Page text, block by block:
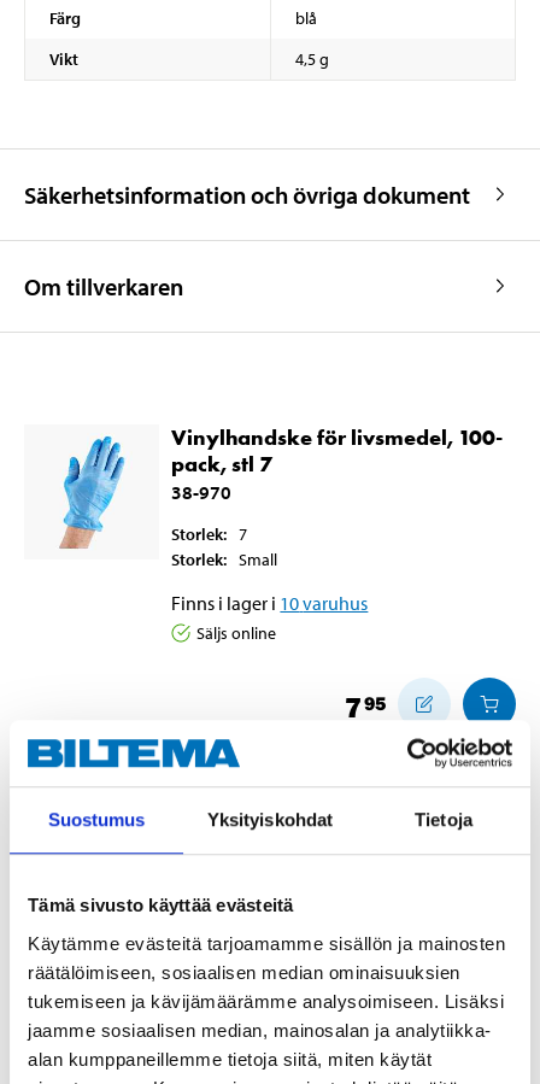
Suostumus Yksityiskohdat Tietoja
Tämä sivusto käyttää evästeitä
Käytämme evästeitä tarjoamamme sisällön ja mainosten
räätälöimiseen, sosiaalisen median ominaisuuksien
tukemiseen ja kävijämäärämme analysoimiseen. Lisäksi
jaamme sosiaalisen median, mainosalan ja analytiikka-
alan kumppaneillemme tietoja siitä, miten käytät
Färg
blå
Vikt
4,5 g
Säkerhetsinformation och övriga dokument
Om tillverkaren
Vinylhandske för livsmedel, 100-
pack, stl 7
38-970
Storlek: 7
Storlek: Small
Finns i lager i 10varuhus
Säljs online
795
Vinylhandske för livsmedel, 100-
pack, stl 8
Storlek: medium
Finns i lager i3varuhus
Säljs ej online
795